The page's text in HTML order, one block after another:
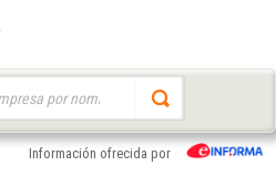
Información ofrecida por